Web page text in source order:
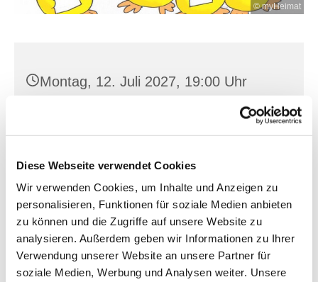
Diese Webseite verwendet Cookies
Wir verwenden Cookies, um Inhalte und Anzeigen zu
personalisieren, Funktionen für soziale Medien anbieten
zu können und die Zugriffe auf unsere Website zu
analysieren. Außerdem geben wir Informationen zu Ihrer
Verwendung unserer Website an unsere Partner für
soziale Medien, Werbung und Analysen weiter. Unsere
© myHeimat
Montag, 12. Juli 2027, 19:00 Uhr
St. Joh. Baptist, Seilerplatz 2, 15517
Fürstenwalde/Spree